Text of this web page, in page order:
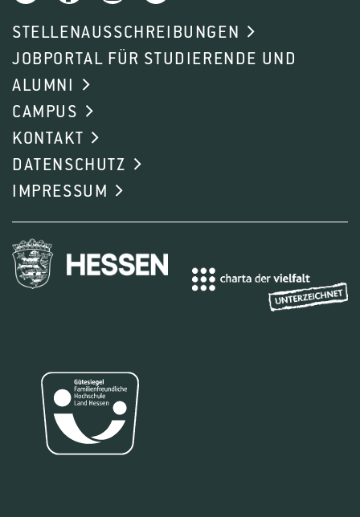
dynamics, nitrogen cycling, and grapevine root
distribution. European Journal of Agronomy 180
DOI: https://doi.org/10.1016/j.eja.2026.128201
Döring J., Steng K., Wohlfahrt Y., Meißner G.,
Friedel M., Scheidweiler M., Stoll M., Hofmann
M., Kauer R. (2026): Overcoming yield gaps in
organic and biodynamic viticulture: insights from
an 18-year field trial. Agronomy for Sustainable
Development 46 DOI: 10.1007/s13593-025-
of the INBIODYN Trial (2006–2023): A Long-Term
Comparison of Organic, Biodynamic, and
Integrated Vineyard Management. Zenodo DOI:
10.5281/ZENODO.15478630
STELLENAUSSCHREIBUNGEN
JOBPORTAL FÜR STUDIERENDE UND
ALUMNI
CAMPUS
KONTAKT
DATENSCHUTZ
IMPRESSUM